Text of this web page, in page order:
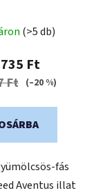
termék
átlagos
értékelése
0,0
(>5 db)
Ft
Ft (–20 %)
fás
Aventus illat